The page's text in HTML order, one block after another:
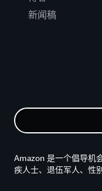
新闻稿
Amazon 是一个倡导机
疾人士、退伍军人、性